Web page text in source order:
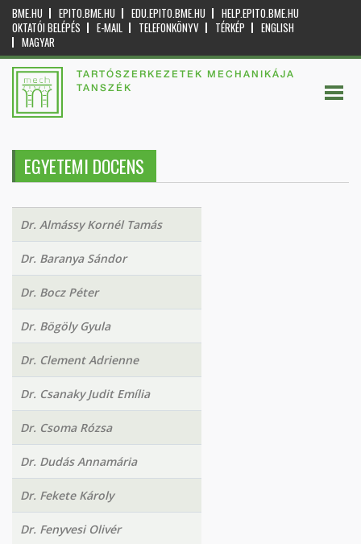
BME.HU EPITO.BME.HU EDU.EPITO.BME.HU
HELP.EPITO.BME.HU
OKTATÓI BELÉPÉS
E-MAIL TELEFONKÖNYV TÉRKÉP
ENGLISH
MAGYAR
TARTÓSZERKEZETEK MECHANIKÁJA
TANSZÉK
EGYETEMI DOCENS
Dr. Almássy Kornél Tamás
Dr. Baranya Sándor
Dr. Bocz Péter
Dr. Bögöly Gyula
Dr. Clement Adrienne
Dr. Csanaky Judit Emília
Dr. Csoma Rózsa
Dr. Dudás Annamária
Dr. Fekete Károly
Dr. Fenyvesi Olivér